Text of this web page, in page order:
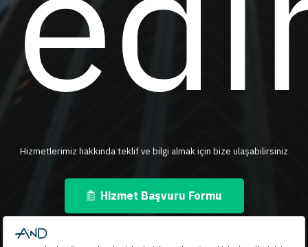
Hizmetlerimiz hakkında teklif ve bilgi almak için bize ulaşabilirsiniz
Hizmet Başvuru Formu